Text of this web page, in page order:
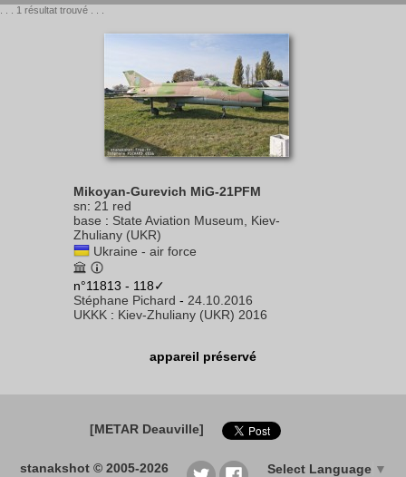
. . . 1 résultat trouvé . . .
Mikoyan-Gurevich MiG-21PFM
sn: 21 red
base : State Aviation Museum, Kiev-
Zhuliany (UKR)
Ukraine - air force
n°11813 - 118✓
Stéphane Pichard - 24.10.2016
UKKK : Kiev-Zhuliany (UKR) 2016
appareil préservé
[METAR Deauville]
stanakshot © 2005-2026 Select Language ▼